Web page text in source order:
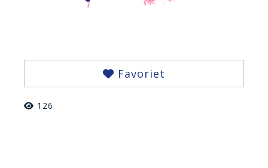
Favoriet
126